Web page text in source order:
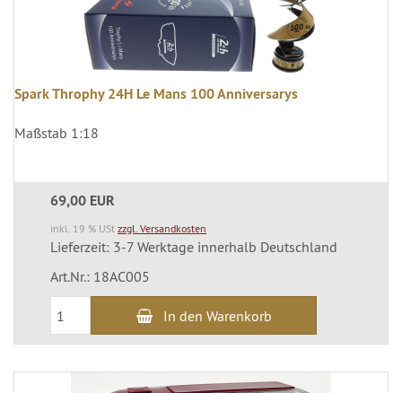
Spark Throphy 24H Le Mans 100 Anniversarys
Maßstab 1:18
69,00 EUR
inkl. 19 % USt zzgl. Versandkosten
Lieferzeit: 3-7 Werktage innerhalb Deutschland
Art.Nr.: 18AC005
In den Warenkorb